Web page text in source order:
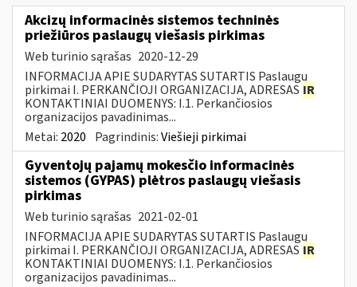
Akcizų informacinės sistemos techninės
priežiūros paslaugų viešasis pirkimas
Web turinio sąrašas 2020-12-29
INFORMACIJA APIE SUDARYTAS SUTARTIS Paslaugų
pirkimai I. PERKANČIOJI ORGANIZACIJA, ADRESAS IR
KONTAKTINIAI DUOMENYS: I.1. Perkančiosios
organizacijos pavadinimas...
Metai: 2020 Pagrindinis:Viešieji pirkimai
Gyventojų pajamų mokesčio informacinės
sistemos (GYPAS) plėtros paslaugų viešasis
pirkimas
Web turinio sąrašas 2021-02-01
INFORMACIJA APIE SUDARYTAS SUTARTIS Paslaugų
pirkimai I. PERKANČIOJI ORGANIZACIJA, ADRESAS IR
KONTAKTINIAI DUOMENYS: I.1. Perkančiosios
organizacijos pavadinimas...